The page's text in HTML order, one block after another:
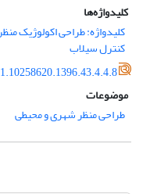
کلیدواژه‌ها
کلیدواژه: طراحی اکولوژیک
کنترل سیلاب
موضوعات
طراحی منظر شهری و محیطی